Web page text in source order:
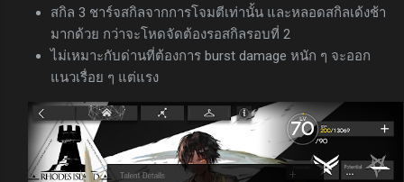
สกิล 3 ชาร์จสกิลจากการโจมตีเท่านั้น และหลอดสกิลเด้งช้า
มากด้วย กว่าจะโหดจัดต้องรอสกิลรอบที่ 2
ไม่เหมาะกับด่านที่ต้องการ burst damage หนัก ๆ จะออก
แนวเรื่อย ๆ แต่แรง